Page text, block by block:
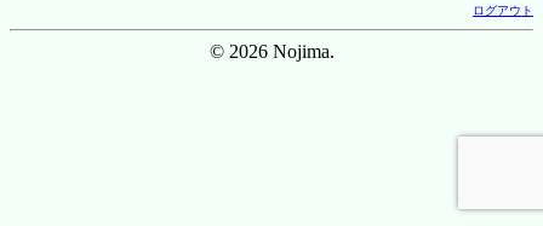
ログアウト
© 2026 Nojima.